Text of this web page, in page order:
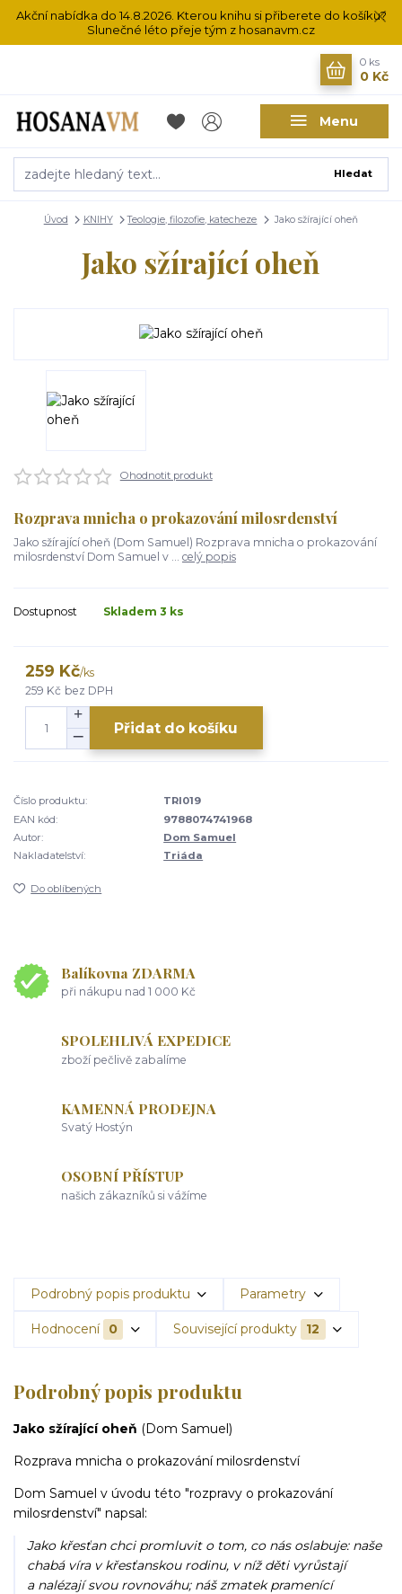
Akční nabídka do 14.8.2026. Kterou knihu si přiberete do košíku?
Slunečné léto přeje tým z hosanavm.cz
Menu
Hledat
0 ks
0 Kč
Úvod KNIHY Teologie, filozofie, katecheze Jako sžírající oheň
Jako sžírající oheň
Ohodnotit produkt
Rozprava mnicha o prokazování milosrdenství
Jako sžírající oheň (Dom Samuel) Rozprava mnicha o prokazování
milosrdenství Dom Samuel v ... celý popis
Dostupnost Skladem 3 ks
259 Kč/ks
259 Kč bez DPH
Přidat do košíku
Číslo produktu:
TRI019
EAN kód:
9788074741968
Autor:
Dom Samuel
Nakladatelství:
Triáda
Do oblíbených
Balíkovna ZDARMA
při nákupu nad 1 000 Kč
SPOLEHLIVÁ EXPEDICE
zboží pečlivě zabalíme
KAMENNÁ PRODEJNA
Svatý Hostýn
OSOBNÍ PŘÍSTUP
našich zákazníků si vážíme
Podrobný popis produktu Parametry
Hodnocení 0 Související produkty 12
Podrobný popis produktu
Jako sžírající oheň (Dom Samuel)
Rozprava mnicha o prokazování milosrdenství
Dom Samuel v úvodu této "rozpravy o prokazování
milosrdenství" napsal:
Jako křesťan chci promluvit o tom, co nás oslabuje: naše
chabá víra v křesťanskou rodinu, v níž děti vyrůstají
a nalézají svou rovnováhu; náš zmatek pramenící